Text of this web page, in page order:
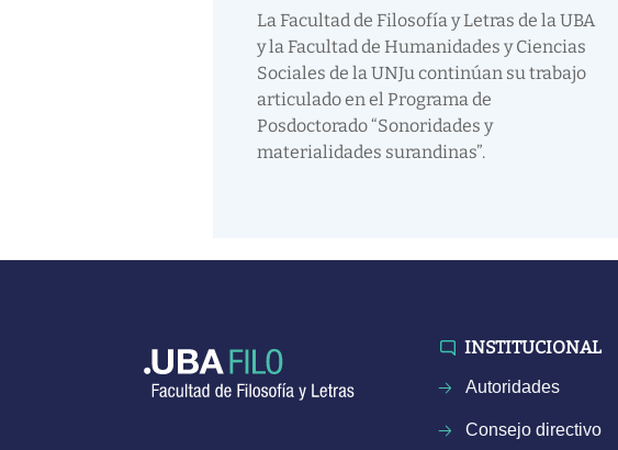
La Facultad de Filosofía y Letras de la UBA
y la Facultad de Humanidades y Ciencias
Sociales de la UNJu continúan su trabajo
articulado en el Programa de
Posdoctorado “Sonoridades y
materialidades surandinas”.
INSTITUCIONAL
Autoridades
Consejo directivo